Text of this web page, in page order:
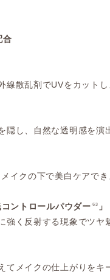
合
散乱剤でUVをカットし
し、自然な透明感を演
イクの下で美白ケアでき
コントロールパウダー ※3
」
く反射する現象でツヤ
メイクの仕上がりをキ